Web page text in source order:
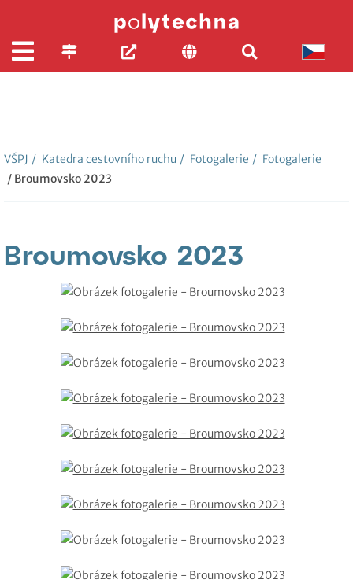
VŠPJ / Katedra cestovního ruchu / Fotogalerie / Fotogalerie
/ Broumovsko 2023
Broumovsko 2023